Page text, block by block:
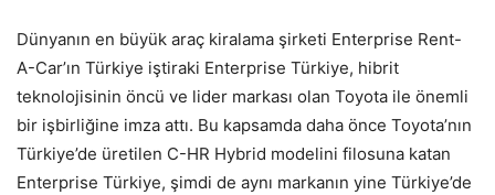
Dünyanın en büyük araç kiralama şirketi Enterprise Rent-
A-Car’ın Türkiye iştiraki Enterprise Türkiye, hibrit
teknolojisinin öncü ve lider markası olan Toyota ile önemli
bir işbirliğine imza attı. Bu kapsamda daha önce Toyota’nın
Türkiye’de üretilen C-HR Hybrid modelini filosuna katan
Enterprise Türkiye, şimdi de aynı markanın yine Türkiye’de